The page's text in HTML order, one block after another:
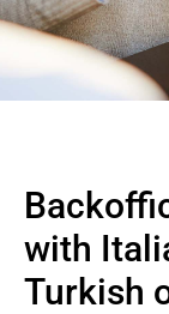
with
Turkish